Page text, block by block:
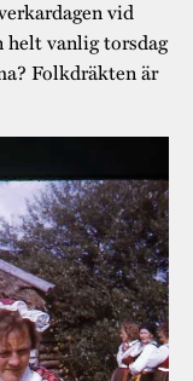
vid
helt vanlig torsdag
Folkdräkten är